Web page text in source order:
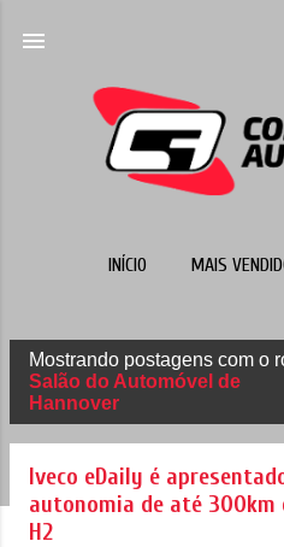
INÍCIO MAIS
s
Mostrando postagens com o
Salão do Automóvel de
Hannover
Iveco eDaily é
autonomia de até 300km
H2